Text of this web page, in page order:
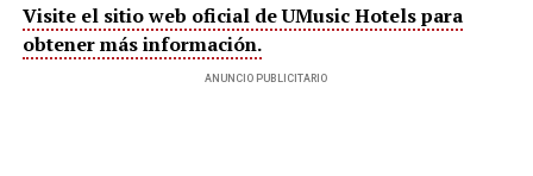
Visite el sitio web oficial de UMusic Hotels para
obtener más información.
ANUNCIO PUBLICITARIO